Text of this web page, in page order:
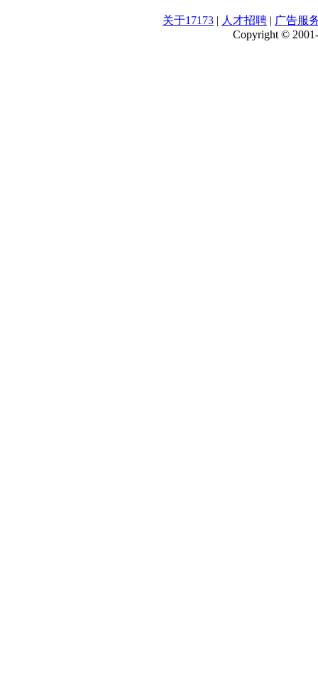
关于17173 | 人才招聘 | 广告服
Copyright ©